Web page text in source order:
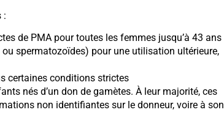
:
de PMA pour toutes les femmes jusqu’à 43 ans
spermatozoïdes) pour une utilisation ultérieure,
certaines conditions strictes
nés d’un don de gamètes. À leur majorité, ces
non identifiantes sur le donneur, voire à son